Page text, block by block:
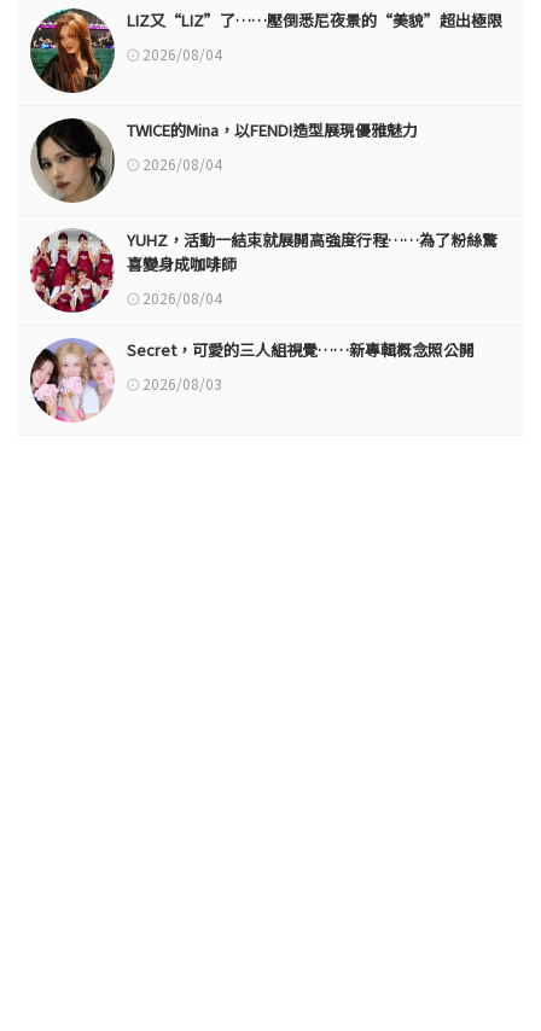
LIZ又“LIZ”了……壓倒悉尼夜景的“美貌”超出極限
2026/08/04
TWICE的Mina，以FENDI造型展現優雅魅力
2026/08/04
YUHZ，活動一結束就展開高強度行程……為了粉絲驚
喜變身成咖啡師
2026/08/04
Secret，可愛的三人組視覺……新專輯概念照公開
2026/08/03